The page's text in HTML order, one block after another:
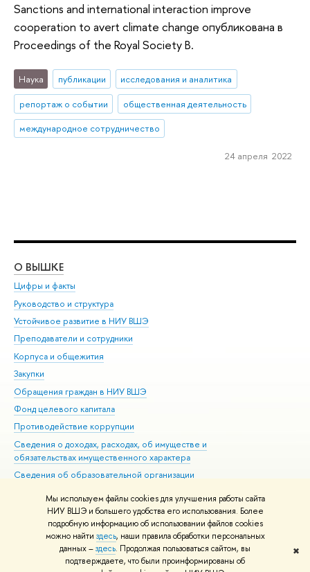
Мы используем файлы cookies для улучшения работы сайта
НИУ ВШЭ и большего удобства его использования. Более
подробную информацию об использовании файлов cookies
можно найти здесь, наши правила обработки персональных
данных –здесь. Продолжая пользоваться сайтом, вы
подтверждаете, что были проинформированы об
✖
Sanctions and international interaction improve
cooperation to avert climate change опубликована в
Proceedings of the Royal Society B.
Наука публикации
исследования и аналитика
репортаж о событии
общественная деятельность
международное сотрудничество
24 апреля 2022
О ВЫШКЕ
Цифры и факты
Руководство и структура
Устойчивое развитие в НИУ ВШЭ
Преподаватели и сотрудники
Корпуса и общежития
Закупки
Обращения граждан в НИУ ВШЭ
Фонд целевого капитала
Противодействие коррупции
Сведения о доходах, расходах, об имуществе и
обязательствах имущественного характера
Сведения об образовательной организации
Людям с ограниченными возможностями здоровья
Единая платежная страница
Работа в Вышке